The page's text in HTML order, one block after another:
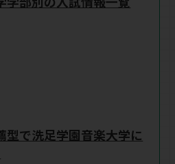
型で洗足学園音楽大学に